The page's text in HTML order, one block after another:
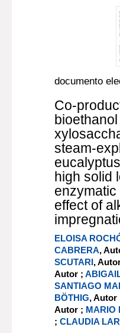
documento
Co-
steam-
high solid
effect of
ELOISA
CABRERA,
SCUTARI,
Autor ;
SANTIAGO
BÖTHIG,
Autor ; MARIO
;CLAUDIA